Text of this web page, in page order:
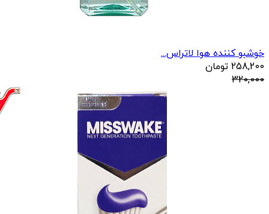
خوشبو کننده هوا لاتراس...
258,200 تومان
320,000